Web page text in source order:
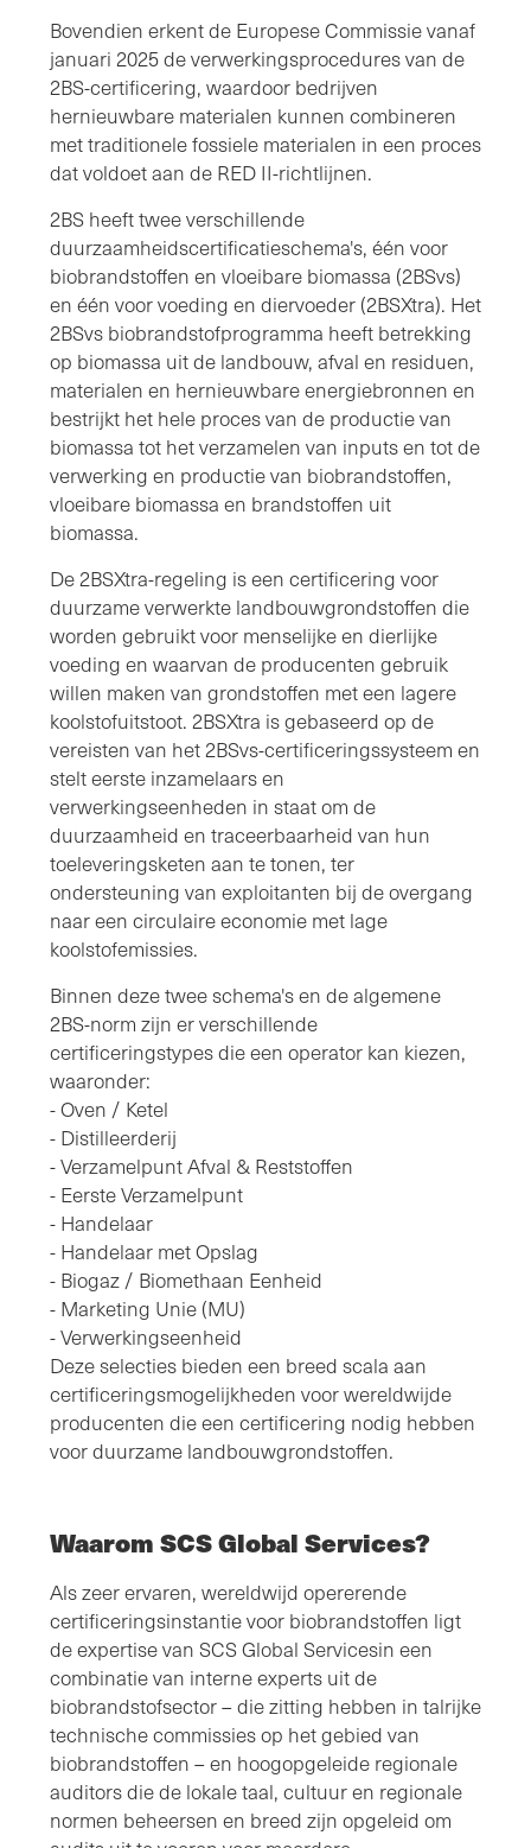
Bovendien erkent de Europese Commissie vanaf
januari 2025 de verwerkingsprocedures van de
2BS-certificering, waardoor bedrijven
hernieuwbare materialen kunnen combineren
met traditionele fossiele materialen in een proces
dat voldoet aan de RED II-richtlijnen.
2BS heeft twee verschillende
duurzaamheidscertificatieschema's, één voor
biobrandstoffen en vloeibare biomassa (2BSvs)
en één voor voeding en diervoeder (2BSXtra). Het
2BSvs biobrandstofprogramma heeft betrekking
op biomassa uit de landbouw, afval en residuen,
materialen en hernieuwbare energiebronnen en
bestrijkt het hele proces van de productie van
biomassa tot het verzamelen van inputs en tot de
verwerking en productie van biobrandstoffen,
vloeibare biomassa en brandstoffen uit
biomassa.
De 2BSXtra-regeling is een certificering voor
duurzame verwerkte landbouwgrondstoffen die
worden gebruikt voor menselijke en dierlijke
voeding en waarvan de producenten gebruik
willen maken van grondstoffen met een lagere
koolstofuitstoot. 2BSXtra is gebaseerd op de
vereisten van het 2BSvs-certificeringssysteem en
stelt eerste inzamelaars en
verwerkingseenheden in staat om de
duurzaamheid en traceerbaarheid van hun
toeleveringsketen aan te tonen, ter
ondersteuning van exploitanten bij de overgang
naar een circulaire economie met lage
koolstofemissies.
Binnen deze twee schema's en de algemene
2BS-norm zijn er verschillende
certificeringstypes die een operator kan kiezen,
waaronder:
- Oven / Ketel
- Distilleerderij
- Verzamelpunt Afval & Reststoffen
- Eerste Verzamelpunt
- Handelaar
- Handelaar met Opslag
- Biogaz / Biomethaan Eenheid
- Marketing Unie (MU)
- Verwerkingseenheid
Deze selecties bieden een breed scala aan
certificeringsmogelijkheden voor wereldwijde
producenten die een certificering nodig hebben
voor duurzame landbouwgrondstoffen.
Waarom SCS Global Services?
Als zeer ervaren, wereldwijd opererende
certificeringsinstantie voor biobrandstoffen ligt
de expertise van SCS Global Servicesin een
combinatie van interne experts uit de
biobrandstofsector – die zitting hebben in talrijke
technische commissies op het gebied van
biobrandstoffen – en hoogopgeleide regionale
auditors die de lokale taal, cultuur en regionale
normen beheersen en breed zijn opgeleid om